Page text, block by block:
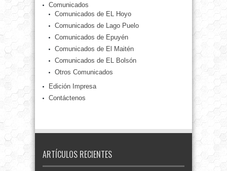
Comunicados
Comunicados de EL Hoyo
Comunicados de Lago Puelo
Comunicados de Epuyén
Comunicados de El Maitén
Comunicados de EL Bolsón
Otros Comunicados
Edición Impresa
Contáctenos
ARTÍCULOS RECIENTES